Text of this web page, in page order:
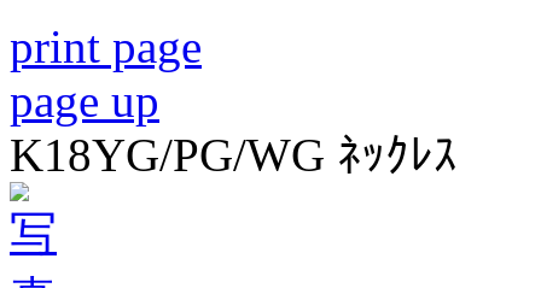
print page
page up
K18YG/PG/WG ﾈｯｸﾚｽ